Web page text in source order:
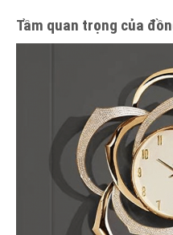
Tầm quan trọng của